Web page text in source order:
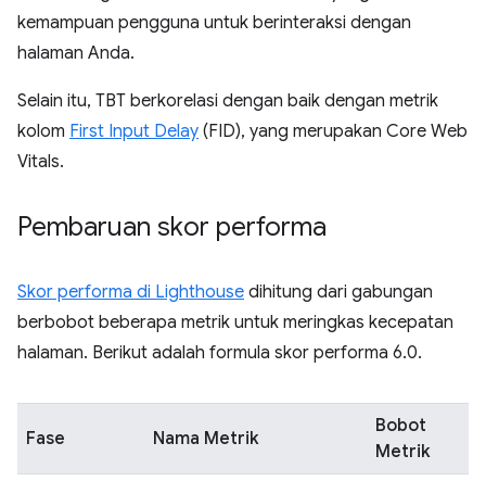
kemampuan pengguna untuk berinteraksi dengan
halaman Anda.
Selain itu, TBT berkorelasi dengan baik dengan metrik
kolom First Input Delay (FID), yang merupakan Core Web
Vitals.
Pembaruan skor performa
Skor performa di Lighthouse dihitung dari gabungan
berbobot beberapa metrik untuk meringkas kecepatan
halaman. Berikut adalah formula skor performa 6.0.
Fase Nama Metrik
Bobot
Metrik